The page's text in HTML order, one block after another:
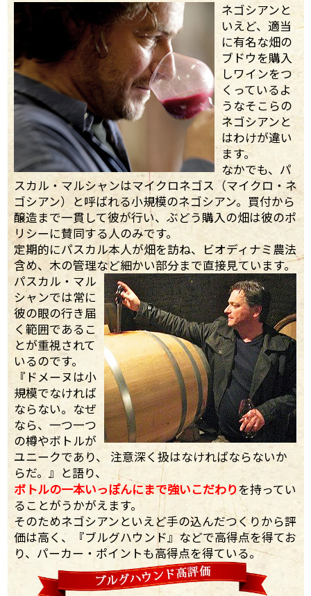
ネゴシアンと
いえど、適当
に有名な畑の
ブドウを購入
しワインをつ
くっているよ
うなそこらの
ネゴシアンと
はわけが違い
ます。
なかでも、パ
スカル・マルシャンはマイクロネゴス（マイクロ・ネ
ゴシアン）と呼ばれる小規模のネゴシアン。買付から
醸造まで一貫して彼が行い、ぶどう購入の畑は彼のポ
リシーに賛同する人のみです。
定期的にパスカル本人が畑を訪ね、ビオディナミ農法
含め、木の管理など細かい部分まで直接見ています。
パスカル・マル
シャンでは常に
彼の眼の行き届
く範囲であるこ
とが重視されて
いるのです。
『ドメーヌは小
規模でなければ
ならない。なぜ
なら、一つ一つ
の樽やボトルが
ユニークであり、 注意深く扱はなければならないか
らだ。』と語り、
ボトルの一本いっぽんにまで強いこだわりを持ってい
ることがうかがえます。
そのためネゴシアンといえど手の込んだつくりから評
価は高く、『ブルグハウンド』などで高得点を得てお
り、パーカー・ポイントも高得点を得ている。